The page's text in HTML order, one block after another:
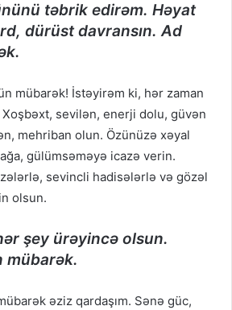
təbrik edirəm. Həyat
dürüst davransın. Ad
mübarək! İstəyirəm ki, hər zaman
sevilən, enerji dolu, güvən
mehriban olun. Özünüzə xəyal
gülümsəməyə icazə verin.
sevincli hadisələrlə və gözəl
olsun.
şey ürəyincə olsun.
mübarək.
əziz qardaşım. Sənə güc,